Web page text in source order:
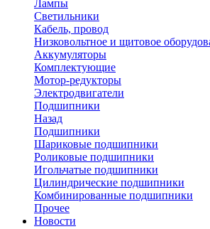
Лампы
Светильники
Кабель, провод
Низковольтное и щитовое
Аккумуляторы
Комплектующие
Мотор-редукторы
Электродвигатели
Подшипники
Назад
Подшипники
Шариковые подшипники
Роликовые подшипники
Игольчатые подшипники
Цилиндрические подшипники
Комбинированные подшипники
Прочее
Новости